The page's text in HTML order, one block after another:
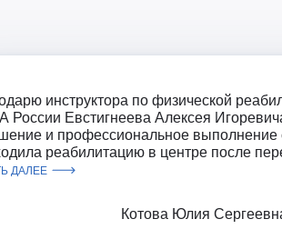
медицина
инструктора по физической
России Евстигнеева Алексея
и профессиональное выполнение
реабилитацию в центре после
ДАЛЕЕ
Котова Юлия